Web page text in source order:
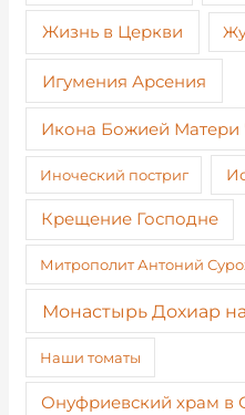
Жизнь в Церкви
Игумения Арсения
Икона Божией Матери
Иноческий постриг
Крещение Господне
Митрополит Антоний
Монастырь Дохиар
Наши томаты
Онуфриевский храм в